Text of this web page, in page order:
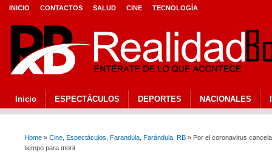
INICIO CONTACTOS SALUD CINE TECNOLOGÍA
Inicio ESPECTÁCULOS DEPORTES NACIONALES
Home » Cine Espectáculos Farandula Farándula RB » Por el coronavirus
tiempo para morir